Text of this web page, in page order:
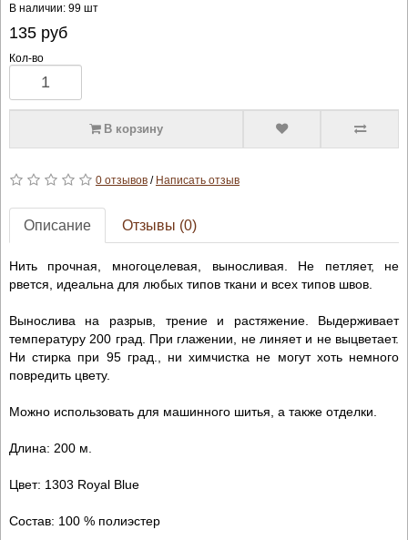
В наличии: 99 шт
135руб
Кол-во
В корзину
0 отзывов/ Написать отзыв
Описание Отзывы (0)
Нить прочная, многоцелевая, выносливая. Не петляет, не
рвется, идеальна для любых типов ткани и всех типов швов.
Вынослива на разрыв, трение и растяжение. Выдерживает
температуру 200 град. При глажении, не линяет и не выцветает.
Ни стирка при 95 град., ни химчистка не могут хоть немного
повредить цвету.
Можно использовать для машинного шитья, а также отделки.
Длина: 200 м.
Цвет: 1303 Royal Blue
Состав: 100 % полиэстер